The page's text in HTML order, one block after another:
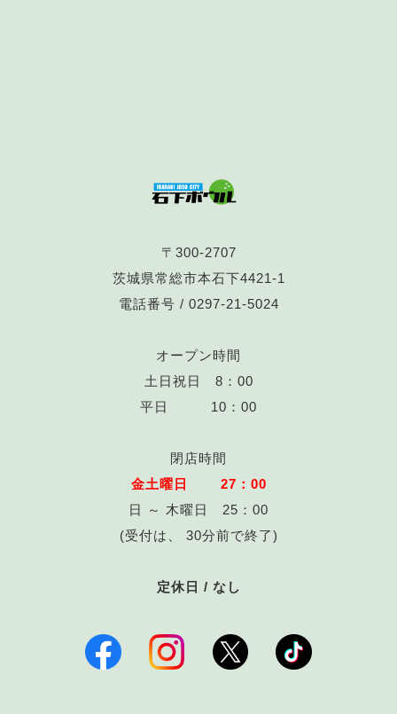
〒300-2707
茨城県常総市本石下4421-1
電話番号 / 0297-21-5024
オープン時間
土日祝日 8：00
平日 10：00
閉店時間
金土曜日 27：00
日 ～ 木曜日 25：00
(受付は、 30分前で終了)
定休日 / なし